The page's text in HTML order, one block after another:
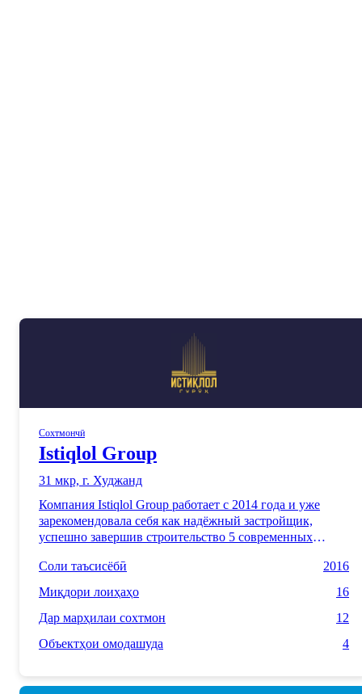
Сохтмончӣ
Istiqlol Group
31 мкр, г. Худжанд
Компания Istiqlol Group работает с 2014 года и уже
зарекомендовала себя как надёжный застройщик,
успешно завершив строительство 5 современных
уникальных проектов, которые объединяют стильный
дизайн, качество строительства и комфорт для каждой
семьи. Наши дома — это идеальное сочетание
продуманной инфраструктуры и доступной роскоши,
покупателя. С Istiqlol Group вы получаете не просто
мечты.
Соли таъсисёбӣ
2016
Миқдори лоиҳаҳо
16
Дар марҳилаи сохтмон
12
Объектҳои омодашуда
4